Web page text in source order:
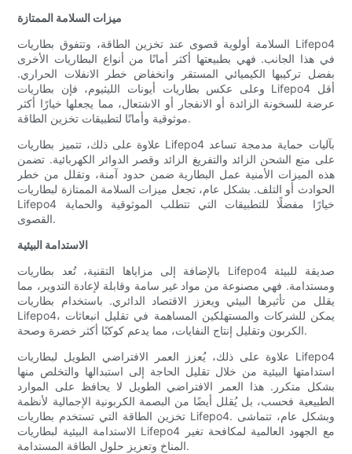
ميزات السلامة الممتازة
السلامة أولوية قصوى عند تخزين الطاقة، وتتفوق بطاريات Lifepo4
في هذا الجانب. فهي بطبيعتها أكثر أمانًا من أنواع البطاريات الأخرى
بفضل تركيبها الكيميائي المستقر وانخفاض خطر الانفلات الحراري.
وعلى عكس بطاريات أيونات الليثيوم، فإن بطاريات Lifepo4 أقل
عرضة للسخونة الزائدة أو الانفجار أو الاشتعال، مما يجعلها خيارًا أكثر
موثوقية وأمانًا لتطبيقات تخزين الطاقة.
علاوة على ذلك، تتميز بطاريات Lifepo4 بآليات حماية مدمجة تساعد
على منع الشحن الزائد والتفريغ الزائد وقصر الدوائر الكهربائية. تضمن
هذه الميزات الأمنية عمل البطارية ضمن حدود آمنة، وتقلل من خطر
الحوادث أو التلف. بشكل عام، تجعل ميزات السلامة الممتازة لبطاريات
Lifepo4 خيارًا مفضلًا للتطبيقات التي تتطلب الموثوقية والحماية
القصوى.
الاستدامة البيئية
بالإضافة إلى مزاياها التقنية، تُعد بطاريات Lifepo4 صديقة للبيئة
ومستدامة. فهي مصنوعة من مواد غير سامة وقابلة لإعادة التدوير، مما
يقلل من تأثيرها البيئي ويعزز الاقتصاد الدائري. باستخدام بطاريات
Lifepo4، يمكن للشركات والمستهلكين المساهمة في تقليل انبعاثات
الكربون وتقليل إنتاج النفايات، مما يدعم كوكبًا أكثر خضرة وصحة.
علاوة على ذلك، يُعزز العمر الافتراضي الطويل لبطاريات Lifepo4
استدامتها البيئية من خلال تقليل الحاجة إلى استبدالها والتخلص منها
بشكل متكرر. هذا العمر الافتراضي الطويل لا يحافظ على الموارد
الطبيعية فحسب، بل يُقلل أيضًا من البصمة الكربونية الإجمالية لأنظمة
تخزين الطاقة التي تستخدم بطاريات Lifepo4. وبشكل عام، تتماشى
الاستدامة البيئية لبطاريات Lifepo4 مع الجهود العالمية لمكافحة تغير
المناخ وتعزيز حلول الطاقة المستدامة.